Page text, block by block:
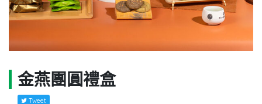
金燕團圓禮盒
Tweet